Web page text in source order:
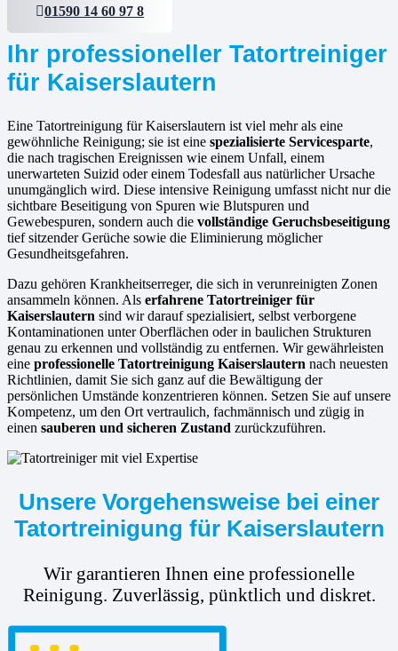
01590 14 60 97 8
Ihr professioneller Tatortreiniger
für Kaiserslautern
Eine Tatortreinigung für Kaiserslautern ist viel mehr als eine
gewöhnliche Reinigung; sie ist eine spezialisierte Servicesparte,
die nach tragischen Ereignissen wie einem Unfall, einem
unerwarteten Suizid oder einem Todesfall aus natürlicher Ursache
unumgänglich wird. Diese intensive Reinigung umfasst nicht nur die
sichtbare Beseitigung von Spuren wie Blutspuren und
Gewebespuren, sondern auch die vollständige Geruchsbeseitigung
tief sitzender Gerüche sowie die Eliminierung möglicher
Gesundheitsgefahren.
Dazu gehören Krankheitserreger, die sich in verunreinigten Zonen
ansammeln können. Als erfahrene Tatortreiniger für
Kaiserslautern sind wir darauf spezialisiert, selbst verborgene
Kontaminationen unter Oberflächen oder in baulichen Strukturen
genau zu erkennen und vollständig zu entfernen. Wir gewährleisten
eine professionelle Tatortreinigung Kaiserslautern nach neuesten
Richtlinien, damit Sie sich ganz auf die Bewältigung der
persönlichen Umstände konzentrieren können. Setzen Sie auf unsere
Kompetenz, um den Ort vertraulich, fachmännisch und zügig in
einen sauberen und sicheren Zustand zurückzuführen.
Unsere Vorgehensweise bei einer
Tatortreinigung für Kaiserslautern
Wir garantieren Ihnen eine professionelle
Reinigung. Zuverlässig, pünktlich und diskret.